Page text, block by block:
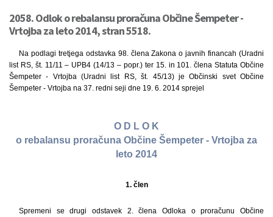
2058. Odlok o rebalansu proračuna Občine Šempeter -
Vrtojba za leto 2014, stran 5518.
Na podlagi tretjega odstavka 98. člena Zakona o javnih financah (Uradni
list RS, št. 11/11 – UPB4 (14/13 – popr.) ter 15. in 101. člena Statuta Občine
Šempeter - Vrtojba (Uradni list RS, št. 45/13) je Občinski svet Občine
Šempeter - Vrtojba na 37. redni seji dne 19. 6. 2014 sprejel
O D L O K
o rebalansu proračuna Občine Šempeter - Vrtojba za
leto 2014
1. člen
Spremeni se drugi odstavek 2. člena Odloka o proračunu Občine